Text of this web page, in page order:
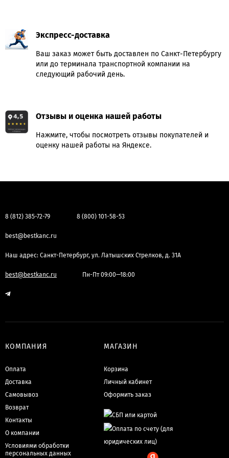
Экспресс-доставка
Ваш заказ может быть доставлен по Санкт-Петербургу
или до терминала транспортной компании на
следующий рабочий день.
Отзывы и оценка нашей работы
Нажмите, чтобы посмотреть отзывы покупателей и
оценку нашей работы на Яндексе.
8 (812) 385-72-79 8 (800) 101-58-53
best@bestkanc.ru
Наш адрес: Санкт-Петербург, ул. Латышских Стрелков, д. 31А
best@bestkanc.ru Пн-Пт 09:00—18:00
КОМПАНИЯ
Оплата
Доставка
Самовывоз
Возврат
Контакты
О компании
Условиями обработки
персональных данных
МАГАЗИН
Корзина
Личный кабинет
Оформить заказ